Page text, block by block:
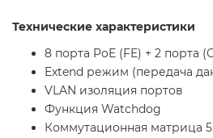
Технические характеристики
8 порта PoE (FE) + 2 порта
Extend режим (передачa
VLAN изоляция портов
Функция Watchdog
Коммутационная матрица